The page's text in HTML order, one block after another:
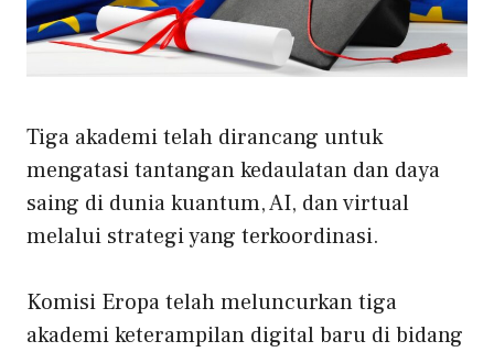
Tiga akademi telah dirancang untuk
mengatasi tantangan kedaulatan dan daya
saing di dunia kuantum, AI, dan virtual
melalui strategi yang terkoordinasi.
Komisi Eropa telah meluncurkan tiga
akademi keterampilan digital baru di bidang